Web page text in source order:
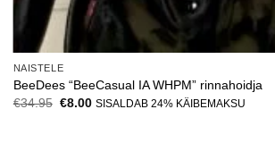
NAISTELE
BeeDees “BeeCasual IA WHPM” rinnahoidja
€34.95 Algne
€8.00Current
SISALDAB 24% KÄIBEMAKSU